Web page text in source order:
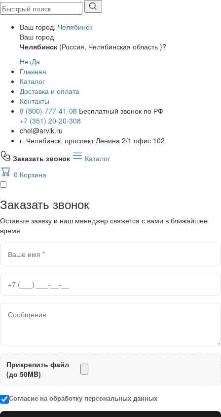
Ваш город: Челябинск
Ваш город
Челябинск (Россия, Челябинская область )?
НетДа
Главная
Каталог
Доставка и оплата
Контакты
8 (800) 777-41-08 Бесплатный звонок по РФ
+7 (351) 20-20-308
chel@arvik.ru
г. Челябинск, проспект Ленина 2/1 офис 102
Заказать звонок
Каталог
0 Корзина
Заказать звонок
Оставьте заявку и наш менеджер свяжется с вами в ближайшее
время
Прикрепить файл
(до 50MB)
Согласие на обработку персональных данных